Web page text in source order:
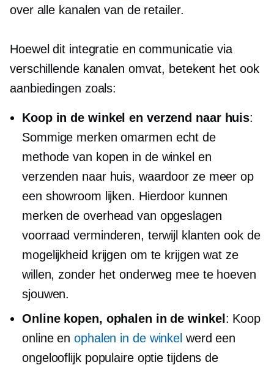
over alle kanalen van de retailer.
Hoewel dit integratie en communicatie via
verschillende kanalen omvat, betekent het ook
aanbiedingen zoals:
Koop in de winkel en verzend naar huis:
Sommige merken omarmen echt de
methode van kopen in de winkel en
verzenden naar huis, waardoor ze meer op
een showroom lijken. Hierdoor kunnen
merken de overhead van opgeslagen
voorraad verminderen, terwijl klanten ook de
mogelijkheid krijgen om te krijgen wat ze
willen, zonder het onderweg mee te hoeven
sjouwen.
Online kopen, ophalen in de winkel : Koop
online enophalen in de winkel werd een
ongelooflijk populaire optie tijdens de